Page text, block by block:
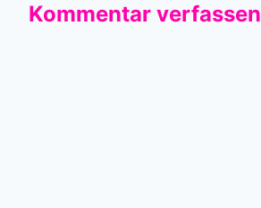
Kommentar verfassen